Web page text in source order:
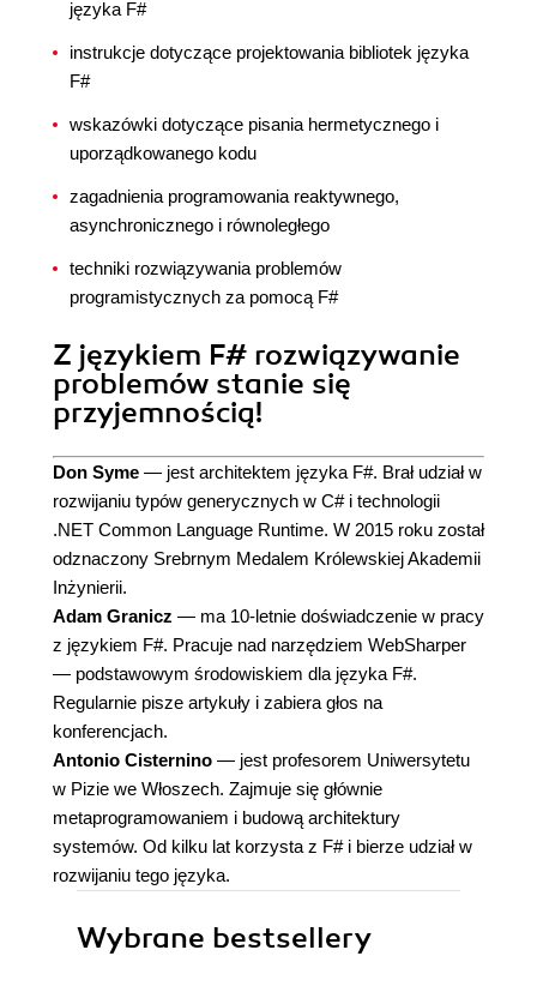
języka F#
instrukcje dotyczące projektowania bibliotek języka
F#
wskazówki dotyczące pisania hermetycznego i
uporządkowanego kodu
zagadnienia programowania reaktywnego,
asynchronicznego i równoległego
techniki rozwiązywania problemów
programistycznych za pomocą F#
Z językiem F# rozwiązywanie
problemów stanie się
przyjemnością!
Don Syme — jest architektem języka F#. Brał udział w
rozwijaniu typów generycznych w C# i technologii
.NET Common Language Runtime. W 2015 roku został
odznaczony Srebrnym Medalem Królewskiej Akademii
Inżynierii.
Adam Granicz — ma 10-letnie doświadczenie w pracy
z językiem F#. Pracuje nad narzędziem WebSharper
— podstawowym środowiskiem dla języka F#.
Regularnie pisze artykuły i zabiera głos na
konferencjach.
Antonio Cisternino — jest profesorem Uniwersytetu
w Pizie we Włoszech. Zajmuje się głównie
metaprogramowaniem i budową architektury
systemów. Od kilku lat korzysta z F# i bierze udział w
rozwijaniu tego języka.
Wybrane bestsellery